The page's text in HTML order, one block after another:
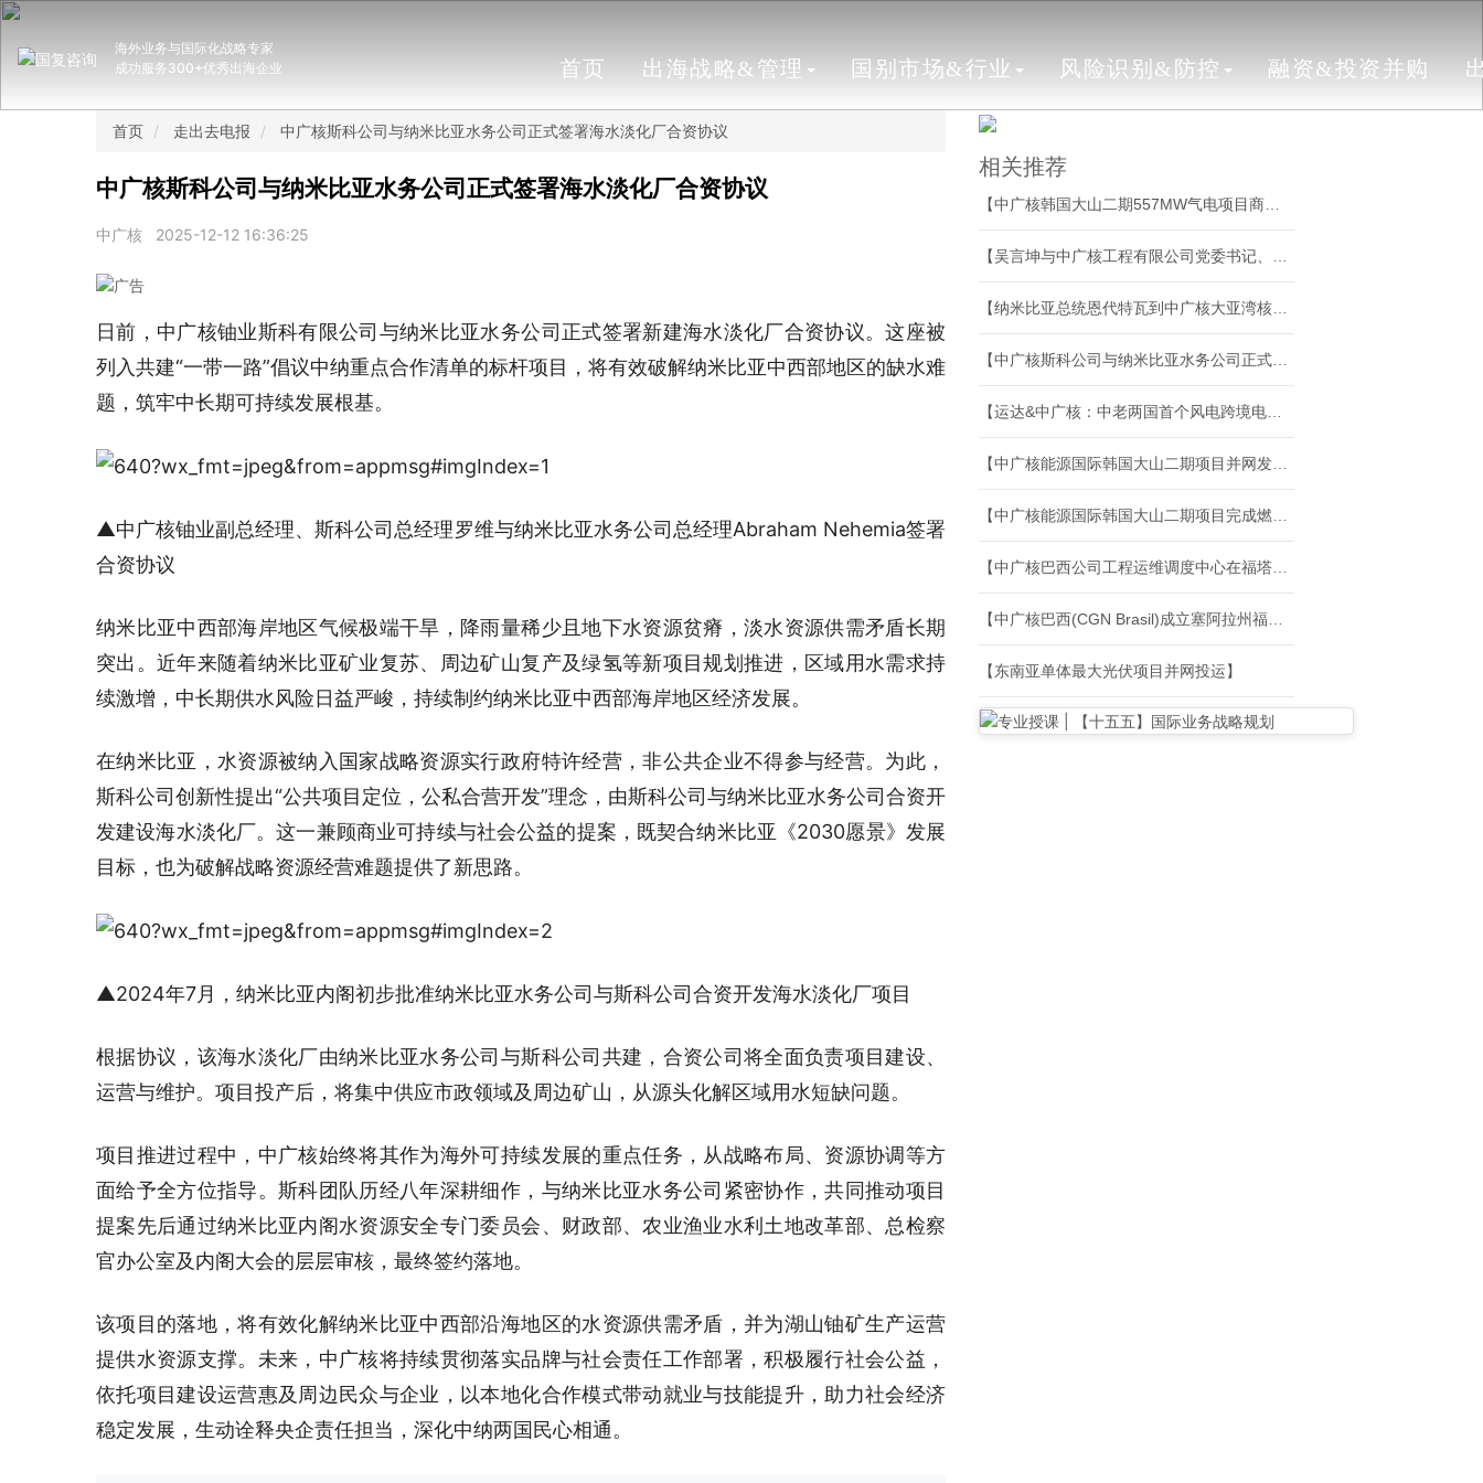
海外业务与国际化战略专家
成功服务300+优秀出海企业
首页 出海战略&管理 国别市场&行业 风险识别&防控 融资&投资并购
首页 走出去电报 中广核斯科公司与纳米比亚水务公司正式签署海水淡化厂合资协议
中广核斯科公司与纳米比亚水务公司正式签署海水淡化厂合资协议
中广核 2025-12-12 16:36:25
日前，中广核铀业斯科有限公司与纳米比亚水务公司正式签署新建海水淡化厂合资协议。这座被
列入共建“一带一路”倡议中纳重点合作清单的标杆项目，将有效破解纳米比亚中西部地区的缺水难
题，筑牢中长期可持续发展根基。
▲中广核铀业副总经理、斯科公司总经理罗维与纳米比亚水务公司总经理Abraham Nehemia签署
合资协议
纳米比亚中西部海岸地区气候极端干旱，降雨量稀少且地下水资源贫瘠，淡水资源供需矛盾长期
突出。近年来随着纳米比亚矿业复苏、周边矿山复产及绿氢等新项目规划推进，区域用水需求持
续激增，中长期供水风险日益严峻，持续制约纳米比亚中西部海岸地区经济发展。
在纳米比亚，水资源被纳入国家战略资源实行政府特许经营，非公共企业不得参与经营。为此，
斯科公司创新性提出“公共项目定位，公私合营开发”理念，由斯科公司与纳米比亚水务公司合资开
发建设海水淡化厂。这一兼顾商业可持续与社会公益的提案，既契合纳米比亚《2030愿景》发展
目标，也为破解战略资源经营难题提供了新思路。
▲2024年7月，纳米比亚内阁初步批准纳米比亚水务公司与斯科公司合资开发海水淡化厂项目
根据协议，该海水淡化厂由纳米比亚水务公司与斯科公司共建，合资公司将全面负责项目建设、
运营与维护。项目投产后，将集中供应市政领域及周边矿山，从源头化解区域用水短缺问题。
项目推进过程中，中广核始终将其作为海外可持续发展的重点任务，从战略布局、资源协调等方
面给予全方位指导。斯科团队历经八年深耕细作，与纳米比亚水务公司紧密协作，共同推动项目
提案先后通过纳米比亚内阁水资源安全专门委员会、财政部、农业渔业水利土地改革部、总检察
官办公室及内阁大会的层层审核，最终签约落地。
该项目的落地，将有效化解纳米比亚中西部沿海地区的水资源供需矛盾，并为湖山铀矿生产运营
提供水资源支撑。未来，中广核将持续贯彻落实品牌与社会责任工作部署，积极履行社会公益，
依托项目建设运营惠及周边民众与企业，以本地化合作模式带动就业与技能提升，助力社会经济
稳定发展，生动诠释央企责任担当，深化中纳两国民心相通。
相关推荐
【东南亚单体最大光伏项目并网投运】